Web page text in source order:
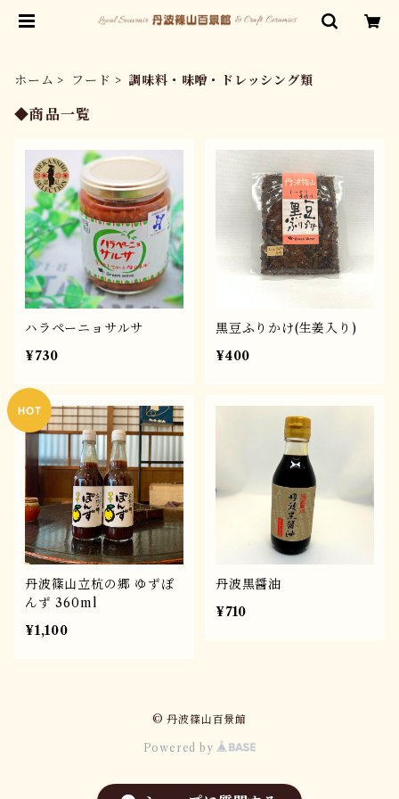
ホーム フード 調味料・味噌・ドレッシング類
◆商品一覧
ハラペーニョサルサ
¥730
黒豆ふりかけ(生姜入り)
¥400
丹波篠山立杭の郷 ゆずぽ
んず 360ml
¥1,100
丹波黒醤油
¥710
© 丹波篠山百景館
Powered by